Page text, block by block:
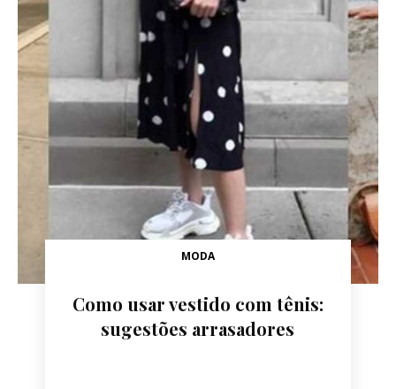
MODA
Como usar vestido com tênis:
sugestões arrasadores